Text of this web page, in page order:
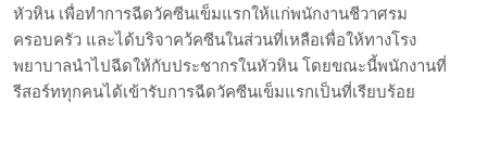
หัวหิน เพื่อทำการฉีดวัคซีนเข็มแรกให้แก่พนักงานชีวาศรม
ครอบครัว และได้บริจาคว้คซีนในส่วนที่เหลือเพื่อให้ทางโรง
พยาบาลนำไปฉีดให้กับประชากรในหัวหิน โดยขณะนี้พนักงานที่
รีสอร์ททุกคนได้เข้ารับการฉีดวัคซีนเข็มแรกเป็นที่เรียบร้อย